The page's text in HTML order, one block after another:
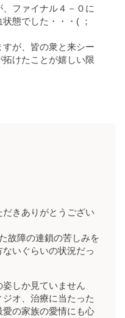
ファイナル４－０に
態でした・・・( ；
が、皆の衆と来シー
けたことが嬉しい限
きありがとうござい
故障の連鎖の苦しみを
いぐらいの状況だっ
しか見ていません
オ、治療に当たった
愛の家族の愛情にも心